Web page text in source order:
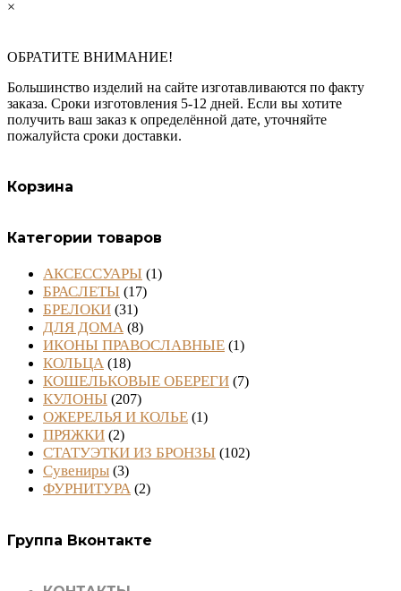
×
ОБРАТИТЕ ВНИМАНИЕ!
Большинство изделий на сайте изготавливаются по факту
заказа. Сроки изготовления 5-12 дней. Если вы хотите
получить ваш заказ к определённой дате, уточняйте
пожалуйста сроки доставки.
Корзина
Категории товаров
АКСЕССУАРЫ (1)
БРАСЛЕТЫ (17)
БРЕЛОКИ (31)
ДЛЯ ДОМА (8)
ИКОНЫ ПРАВОСЛАВНЫЕ (1)
КОЛЬЦА (18)
КОШЕЛЬКОВЫЕ ОБЕРЕГИ (7)
КУЛОНЫ (207)
ОЖЕРЕЛЬЯ И КОЛЬЕ (1)
ПРЯЖКИ (2)
СТАТУЭТКИ ИЗ БРОНЗЫ (102)
Сувениры (3)
ФУРНИТУРА (2)
Группа Вконтакте